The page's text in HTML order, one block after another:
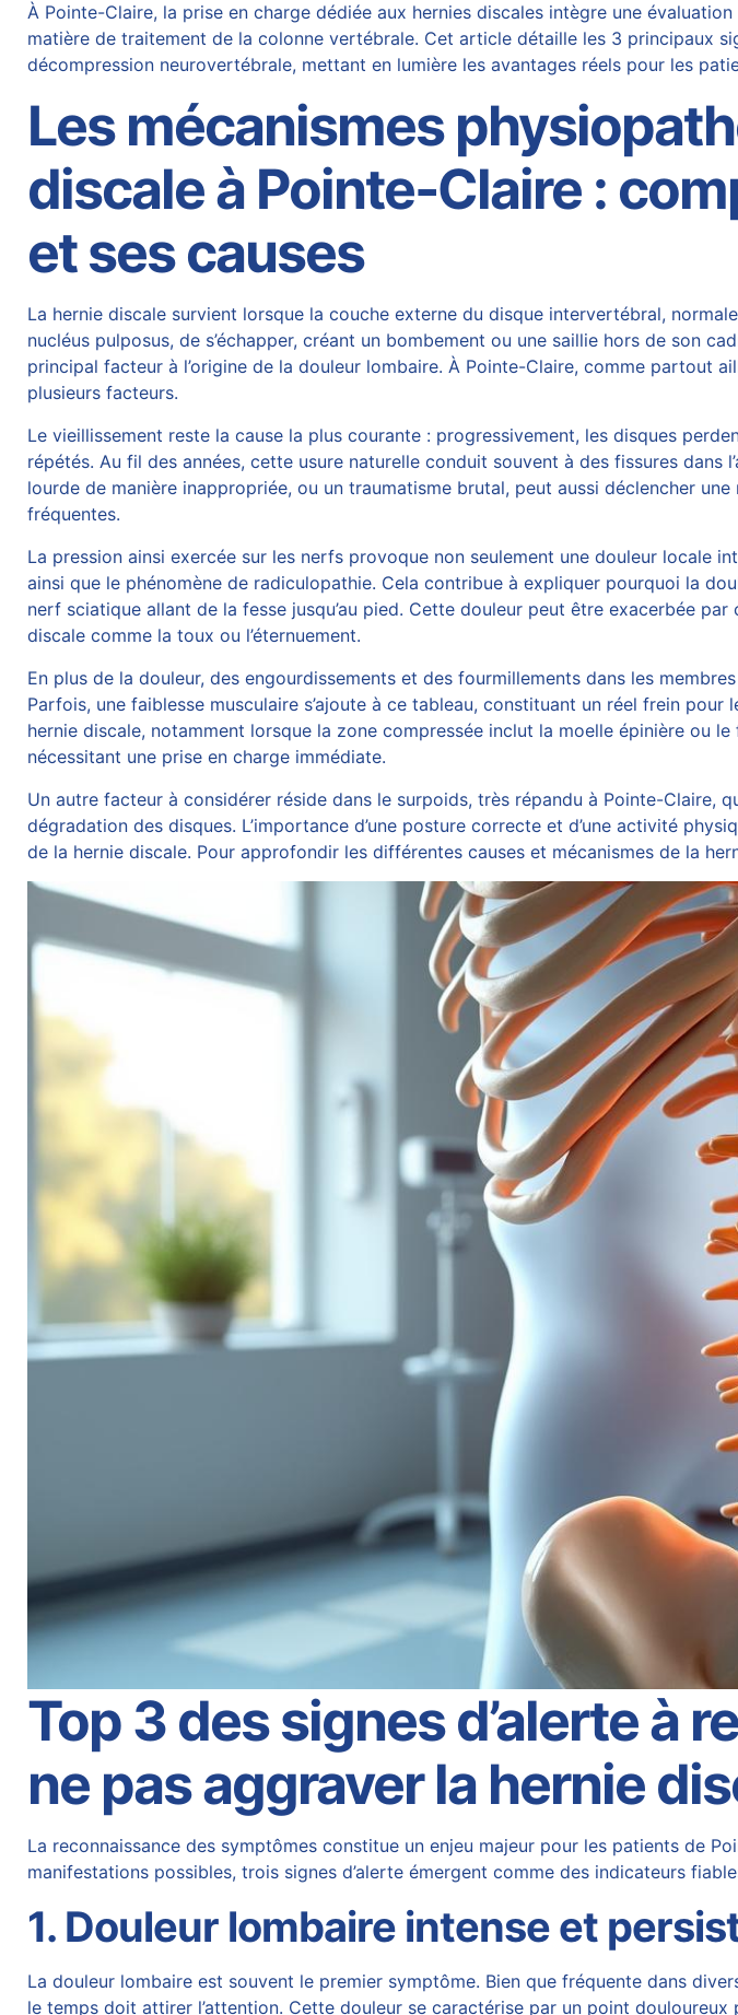
À Pointe-Claire, la prise en charge dédiée aux hernies discales intègre une
matière de traitement de la colonne vertébrale. Cet article détaille les 3 principaux
décompression neurovertébrale, mettant en lumière les avantages réels pour les
Les mécanismes
discale à Pointe-Claire :
et ses causes
La hernie discale survient lorsque la couche externe du disque intervertébral,
nucléus pulposus, de s’échapper, créant un bombement ou une saillie hors de son
principal facteur à l’origine de la douleur lombaire. À Pointe-Claire, comme partout
plusieurs facteurs.
Le vieillissement reste la cause la plus courante : progressivement, les disques
répétés. Au fil des années, cette usure naturelle conduit souvent à des fissures dans
lourde de manière inappropriée, ou un traumatisme brutal, peut aussi déclencher
fréquentes.
La pression ainsi exercée sur les nerfs provoque non seulement une douleur locale
ainsi que le phénomène de radiculopathie. Cela contribue à expliquer pourquoi la
nerf sciatique allant de la fesse jusqu’au pied. Cette douleur peut être exacerbée
discale comme la toux ou l’éternuement.
En plus de la douleur, des engourdissements et des fourmillements dans les
Parfois, une faiblesse musculaire s’ajoute à ce tableau, constituant un réel frein
hernie discale, notamment lorsque la zone compressée inclut la moelle épinière ou
nécessitant une prise en charge immédiate.
Un autre facteur à considérer réside dans le surpoids, très répandu à Pointe-Claire,
dégradation des disques. L’importance d’une posture correcte et d’une activité
de la hernie discale. Pour approfondir les différentes causes et mécanismes de la
Top 3 des signes d’alerte à
ne pas aggraver la hernie
La reconnaissance des symptômes constitue un enjeu majeur pour les patients de
manifestations possibles, trois signes d’alerte émergent comme des indicateurs
1. Douleur lombaire intense et
La douleur lombaire est souvent le premier symptôme. Bien que fréquente dans
le temps doit attirer l’attention. Cette douleur se caractérise par un point